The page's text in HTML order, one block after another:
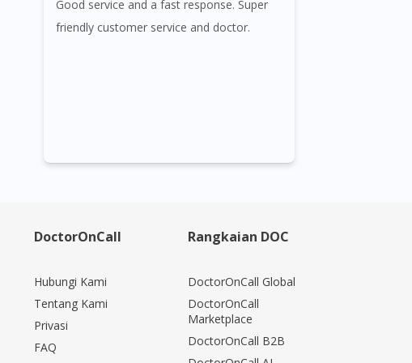
Good service and a fast response. Super
friendly customer service and doctor.
DoctorOnCall
Hubungi Kami
Tentang Kami
Privasi
FAQ
Rangkaian DOC
DoctorOnCall Global
DoctorOnCall
Marketplace
DoctorOnCall B2B